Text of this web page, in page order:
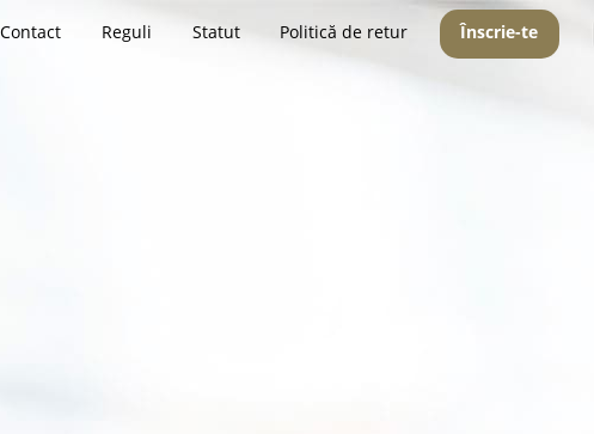
Contact Reguli Statut Politică de retur Înscrie-te